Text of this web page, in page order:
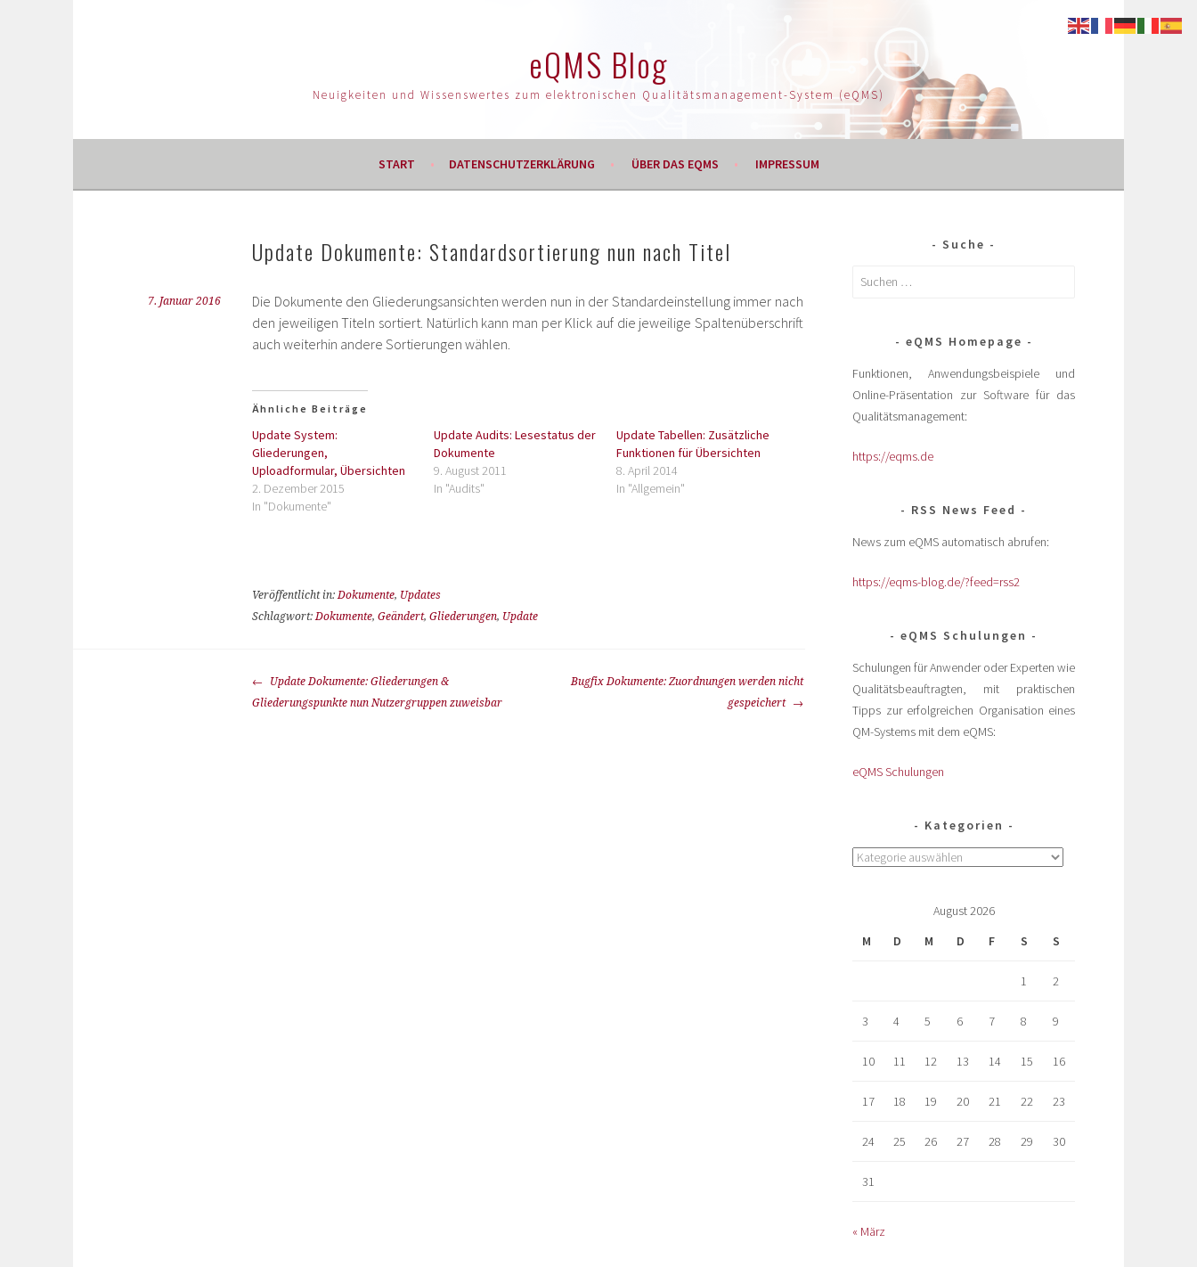
eQMS Blog
Neuigkeiten und Wissenswertes zum elektronischen Qualitätsmanagement-System (eQMS)
START DATENSCHUTZERKLÄRUNG ÜBER DAS EQMS IMPRESSUM
Update Dokumente: Standardsortierung nun nach Titel
7. Januar 2016
Die Dokumente den Gliederungsansichten werden nun in der Standardeinstellung immer nach
den jeweiligen Titeln sortiert. Natürlich kann man per Klick auf die jeweilige Spaltenüberschrift
auch weiterhin andere Sortierungen wählen.
Ähnliche Beiträge
Update System:
Gliederungen,
Uploadformular, Übersichten
2. Dezember 2015
In "Dokumente"
Update Audits: Lesestatus der
Dokumente
9. August 2011
In "Audits"
Update Tabellen: Zusätzliche
Funktionen für Übersichten
8. April 2014
In "Allgemein"
Veröffentlicht in:Dokumente, Updates
Schlagwort:Dokumente, Geändert, Gliederungen, Update
Update Dokumente: Gliederungen &
Gliederungspunkte nun Nutzergruppen zuweisbar
Bugfix Dokumente: Zuordnungen werden nicht
gespeichert
Suche
eQMS Homepage
Funktionen, Anwendungsbeispiele und
Online-Präsentation zur Software für das
Qualitätsmanagement:
https://eqms.de
RSS News Feed
News zum eQMS automatisch abrufen:
https://eqms-blog.de/?feed=rss2
eQMS Schulungen
Schulungen für Anwender oder Experten wie
Qualitätsbeauftragten, mit praktischen
Tipps zur erfolgreichen Organisation eines
QM-Systems mit dem eQMS:
eQMS Schulungen
Kategorien
August 2026
M
D M D F S S
1 2
3 4 5 6 7 8 9
10 11 12 13 14 15 16
17 18 19 20 21 22 23
24 25 26 27 28 29 30
31
« März